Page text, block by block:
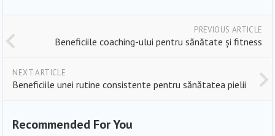
PREVIOUS ARTICLE
Beneficiile coaching-ului pentru sănătate și fitness
NEXT ARTICLE
Beneficiile unei rutine consistente pentru sănătatea pielii
Recommended For You